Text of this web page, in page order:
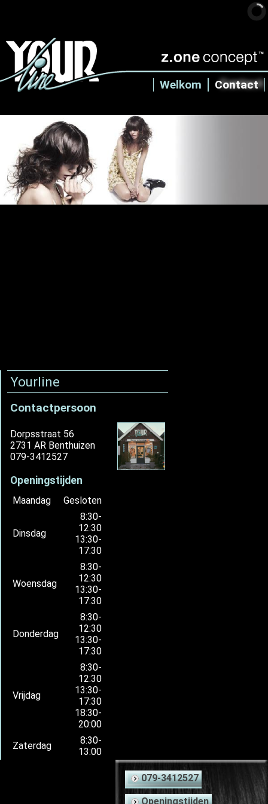
Welkom Contact
Yourline
Contactpersoon
Dorpsstraat 56
2731 AR Benthuizen
079-3412527
Openingstijden
Maandag Gesloten
Dinsdag
8:30-
12:30
13:30-
17:30
Woensdag
8:30-
12:30
13:30-
17:30
Donderdag
8:30-
12:30
13:30-
17:30
Vrijdag
8:30-
12:30
13:30-
17:30
18:30-
20:00
Zaterdag
8:30-
13:00
079-3412527
Openingstijden